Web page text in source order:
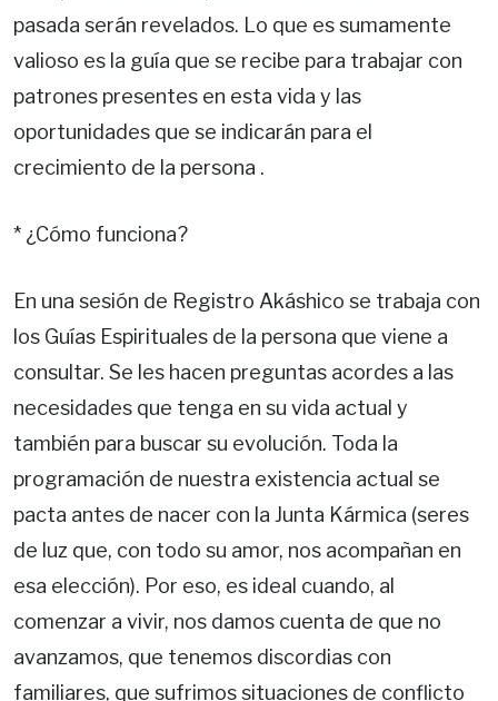
pasada serán revelados. Lo que es sumamente
valioso es la guía que se recibe para trabajar con
patrones presentes en esta vida y las
oportunidades que se indicarán para el
crecimiento de la persona .
* ¿Cómo funciona?
En una sesión de Registro Akáshico se trabaja con
los Guías Espirituales de la persona que viene a
consultar. Se les hacen preguntas acordes a las
necesidades que tenga en su vida actual y
también para buscar su evolución. Toda la
programación de nuestra existencia actual se
pacta antes de nacer con la Junta Kármica (seres
de luz que, con todo su amor, nos acompañan en
esa elección). Por eso, es ideal cuando, al
comenzar a vivir, nos damos cuenta de que no
avanzamos, que tenemos discordias con
familiares, que sufrimos situaciones de conflicto